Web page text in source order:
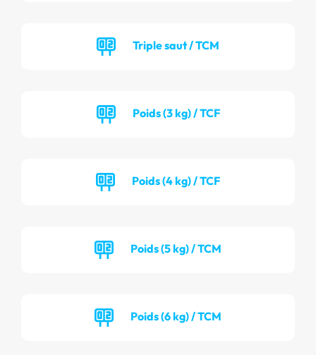
Triple saut / TCM
Poids (3 kg) / TCF
Poids (4 kg) / TCF
Poids (5 kg) / TCM
Poids (6 kg) / TCM